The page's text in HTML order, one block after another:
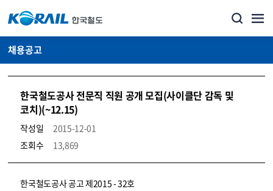
채용공고
한국철도공사 전문직 직원 공개 모집(사이클단 감독 및
코치)(~12.15)
작성일
2015-12-01
조회수
13,869
코레일소개_경영공시_채용공고 상세보기 – 내용, 파일, 담당자 연락처로 구성
한국철도공사 공고 제2015 - 32호